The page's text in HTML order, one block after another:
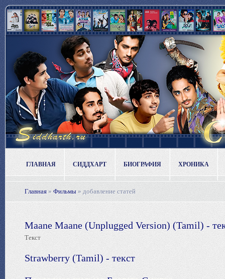
ГЛАВНАЯ СИДДХАРТ БИОГРАФИЯ ХРОНИКА
Главная » Фильмы » добавление статей
Maane Maane (Unplugged Version) (Tamil) -
Текст
Strawberry (Tamil) - текст